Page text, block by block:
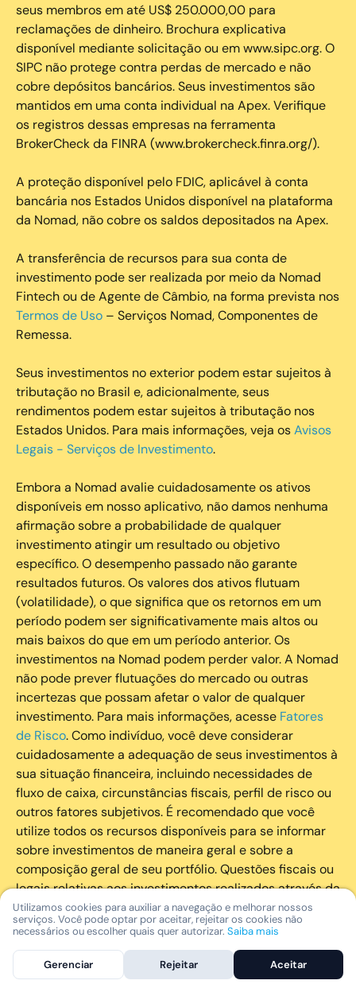
seus membros em até US$ 250.000,00 para
reclamações de dinheiro. Brochura explicativa
disponível mediante solicitação ou em www.sipc.org. O
SIPC não protege contra perdas de mercado e não
cobre depósitos bancários. Seus investimentos são
mantidos em uma conta individual na Apex. Verifique
os registros dessas empresas na ferramenta
BrokerCheck da FINRA (www.brokercheck.finra.org/).
A proteção disponível pelo FDIC, aplicável à conta
bancária nos Estados Unidos disponível na plataforma
da Nomad, não cobre os saldos depositados na Apex.
A transferência de recursos para sua conta de
investimento pode ser realizada por meio da Nomad
Fintech ou de Agente de Câmbio, na forma prevista nos
Termos de Uso – Serviços Nomad, Componentes de
Remessa.
Seus investimentos no exterior podem estar sujeitos à
tributação no Brasil e, adicionalmente, seus
rendimentos podem estar sujeitos à tributação nos
Estados Unidos. Para mais informações, veja osAvisos
Legais - Serviços de Investimento.
Embora a Nomad avalie cuidadosamente os ativos
disponíveis em nosso aplicativo, não damos nenhuma
afirmação sobre a probabilidade de qualquer
investimento atingir um resultado ou objetivo
específico. O desempenho passado não garante
resultados futuros. Os valores dos ativos flutuam
(volatilidade), o que significa que os retornos em um
período podem ser significativamente mais altos ou
mais baixos do que em um período anterior. Os
investimentos na Nomad podem perder valor. A Nomad
não pode prever flutuações do mercado ou outras
incertezas que possam afetar o valor de qualquer
investimento. Para mais informações, acesse Fatores
de Risco. Como indivíduo, você deve considerar
cuidadosamente a adequação de seus investimentos à
sua situação financeira, incluindo necessidades de
fluxo de caixa, circunstâncias fiscais, perfil de risco ou
outros fatores subjetivos. É recomendado que você
utilize todos os recursos disponíveis para se informar
sobre investimentos de maneira geral e sobre a
composição geral de seu portfólio. Questões fiscais ou
legais relativas aos investimentos realizados através da
Nomad devem ser obtidas pelos próprios clientes. A
Nomad e suas afiliadas não fornecem nenhum tipo de
A Nomad Wealth Management Ltda. (“Nomad Wealth”),
Utilizamos cookies para auxiliar a navegação e melhorar nossos
serviços. Você pode optar por aceitar, rejeitar os cookies não
necessários ou escolher quais quer autorizar. Saiba mais
Gerenciar Rejeitar Aceitar